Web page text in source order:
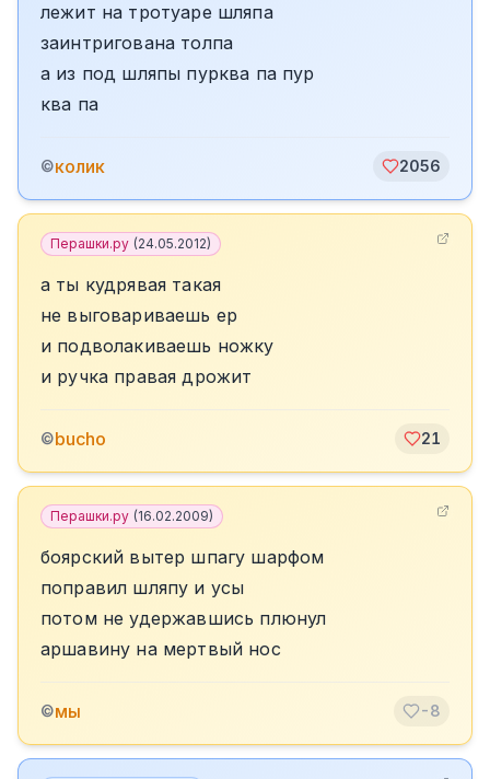
лежит на тротуаре шляпа
заинтригована толпа
а из под шляпы пурква па пур
ква па
©колик 2056
Перашки.ру (24.05.2012)
а ты кудрявая такая
не выговариваешь ер
и подволакиваешь ножку
и ручка правая дрожит
©bucho 21
Перашки.ру (16.02.2009)
боярский вытер шпагу шарфом
поправил шляпу и усы
потом не удержавшись плюнул
аршавину на мертвый нос
©мы -8